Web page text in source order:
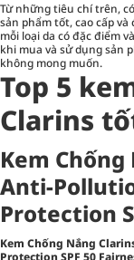
Từ những tiêu chí trên,
sản phẩm tốt, cao cấp
mỗi loại da có đặc điểm
khi mua và sử dụng sản
không mong muốn.
Top 5
Clarins
Kem Chống
Anti-
Protection
Kem Chống Nắng